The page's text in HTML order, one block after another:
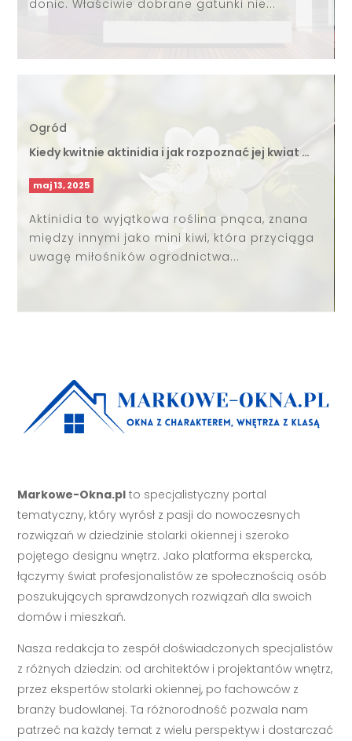
donic. Właściwie dobrane gatunki nie...
Ogród
Kiedy kwitnie aktinidia i jak rozpoznać jej kwiat …
maj 13, 2025
Aktinidia to wyjątkowa roślina pnąca, znana
między innymi jako mini kiwi, która przyciąga
uwagę miłośników ogrodnictwa...
Markowe-Okna.pl to specjalistyczny portal
tematyczny, który wyrósł z pasji do nowoczesnych
rozwiązań w dziedzinie stolarki okiennej i szeroko
pojętego designu wnętrz. Jako platforma ekspercka,
łączymy świat profesjonalistów ze społecznością osób
poszukujących sprawdzonych rozwiązań dla swoich
domów i mieszkań.
Nasza redakcja to zespół doświadczonych specjalistów
z różnych dziedzin: od architektów i projektantów wnętrz,
przez ekspertów stolarki okiennej, po fachowców z
branży budowlanej. Ta różnorodność pozwala nam
patrzeć na każdy temat z wielu perspektyw i dostarczać